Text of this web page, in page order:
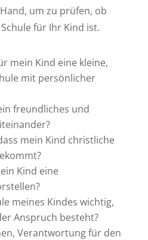
um zu prüfen, ob
für Ihr Kind ist.
mein Kind eine kleine,
mit persönlicher
freundliches und
mein Kind christliche
Kind eine
meines Kindes wichtig,
Anspruch besteht?
Verantwortung für den